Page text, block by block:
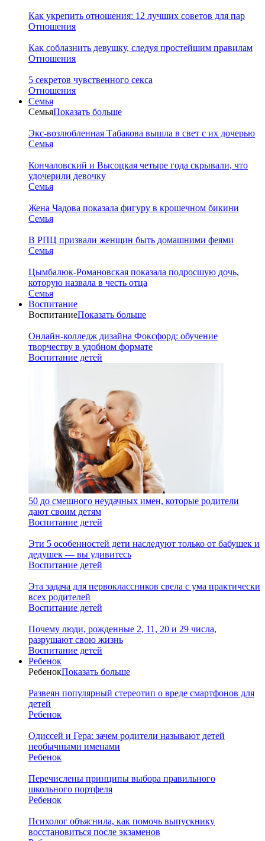
Как укрепить отношения: 12 лучших советов для пар
Отношения
Как соблазнить девушку, следуя простейшим правилам
Отношения
5 секретов чувственного секса
Отношения
Семья
СемьяПоказать больше
Экс-возлюбленная Табакова вышла в свет с их дочерью
Семья
Кончаловский и Высоцкая четыре года скрывали, что
удочерили девочку
Семья
Жена Чадова показала фигуру в крошечном бикини
Семья
В РПЦ призвали женщин быть домашними феями
Семья
Цымбалюк-Романовская показала подросшую дочь,
которую назвала в честь отца
Семья
Воспитание
ВоспитаниеПоказать больше
Онлайн-колледж дизайна Фоксфорд: обучение
творчеству в удобном формате
Воспитание детей
50 до смешного неудачных имен, которые родители
дают своим детям
Воспитание детей
Эти 5 особенностей дети наследуют только от бабушек и
дедушек — вы удивитесь
Воспитание детей
Эта задача для первоклассников свела с ума практически
всех родителей
Воспитание детей
Почему люди, рожденные 2, 11, 20 и 29 числа,
разрушают свою жизнь
Воспитание детей
Ребенок
РебенокПоказать больше
Развеян популярный стереотип о вреде смартфонов для
детей
Ребенок
Одиссей и Гера: зачем родители называют детей
необычными именами
Ребенок
Перечислены принципы выбора правильного
школьного портфеля
Ребенок
Психолог объяснила, как помочь выпускнику
восстановиться после экзаменов